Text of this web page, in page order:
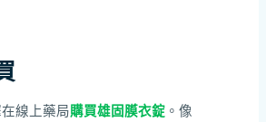
線上藥局購買雄固膜衣錠 。像